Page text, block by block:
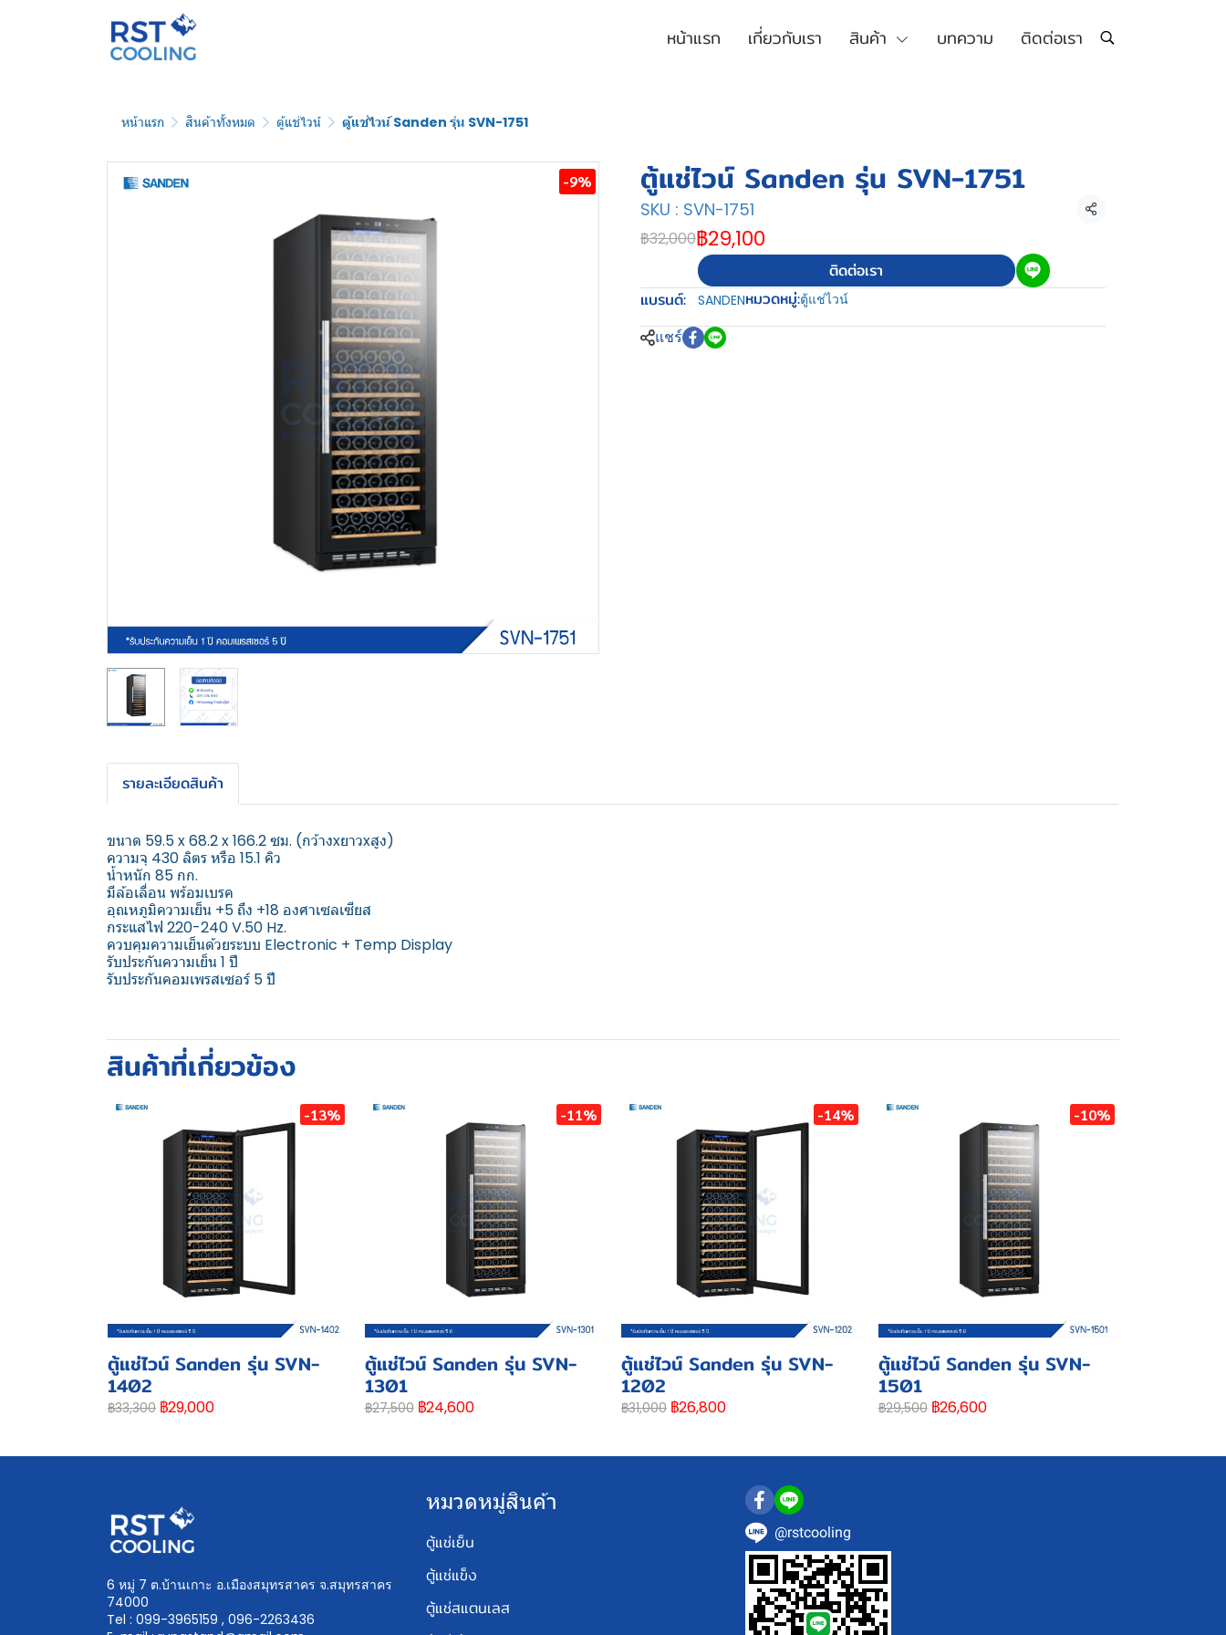
หน้าแรก เกี่ยวกับเรา สินค้า บทความ ติดต่อเรา
หน้าแรก สินค้าทั้งหมด ตู้แช่ไวน์ ตู้แช่ไวน์ Sanden รุ่น SVN-1751
-9% ตู้แช่ไวน์ Sanden รุ่น SVN-1751
SKU : SVN-1751 แชร์
฿32,000฿29,100
ติดต่อเรา
แบรนด์:
SANDENหมวดหมู่:ตู้แช่ไวน์
แชร์
รายละเอียดสินค้า
ขนาด 59.5 x 68.2 x 166.2 ซม. (กว้างxยาวxสูง)
ความจุ 430 ลิตร หรือ 15.1 คิว
น้ำหนัก 85 กก.
มีล้อเลื่อน พร้อมเบรค
อุณหภูมิความเย็น +5 ถึง +18 องศาเซลเซียส
กระแสไฟ 220-240 V.50 Hz.
ควบคุมความเย็นด้วยระบบ Electronic + Temp Display
รับประกันความเย็น 1 ปี
รับประกันคอมเพรสเซอร์ 5 ปี
สินค้าที่เกี่ยวข้อง
-13%
ตู้แช่ไวน์ Sanden รุ่น SVN-
1402
฿33,300 ฿29,000
-11%
ตู้แช่ไวน์ Sanden รุ่น SVN-
1301
฿27,500 ฿24,600
-14%
ตู้แช่ไวน์ Sanden รุ่น SVN-
1202
฿31,000 ฿26,800
-10%
ตู้แช่ไวน์ Sanden รุ่น SVN-
1501
฿29,500 ฿26,600
6 หมู่ 7 ต.บ้านเกาะ อ.เมืองสมุทรสาคร จ.สมุทรสาคร
74000
Tel : 099-3965159 , 096-2263436
หมวดหมู่สินค้า
ตู้แช่เย็น
ตู้แช่แข็ง
ตู้แช่สแตนเลส
@rstcooling